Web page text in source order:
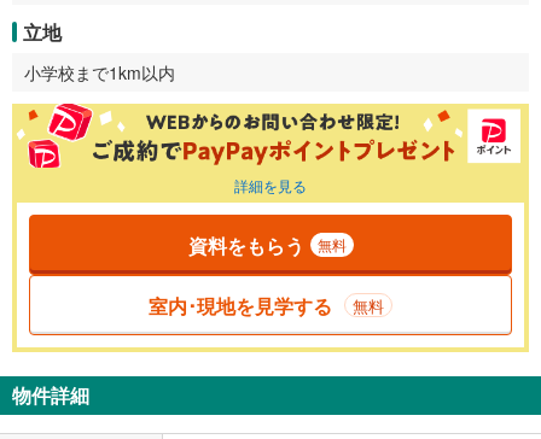
立地
小学校まで1km以内
詳細を見る
資料をもらう 無料
室内･現地を見学する 無料
物件詳細